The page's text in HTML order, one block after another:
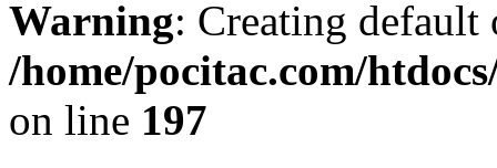
Warning: Creating
/home/pocitac.com/
on line 197